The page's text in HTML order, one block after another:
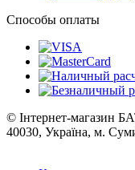
Способы оплаты
© Інтернет-магазин
40030, Україна, м.